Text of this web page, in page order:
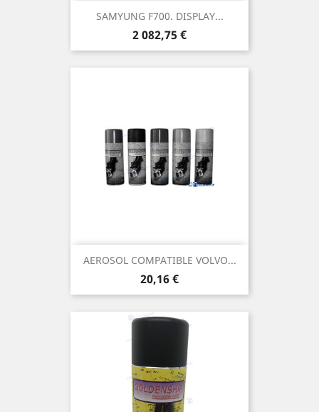
SAMYUNG F700. DISPLAY...
Prix
2 082,75 €
AEROSOL COMPATIBLE VOLVO...
Prix
20,16 €